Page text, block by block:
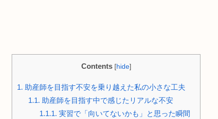
Contents [hide]
1. 助産師を目指す不安を乗り越えた私の小さな工夫
1.1. 助産師を目指す中で感じたリアルな不安
1.1.1. 実習で「向いてないかも」と思った瞬間